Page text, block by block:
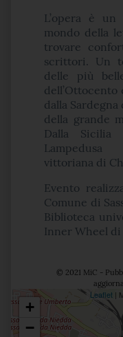
L’opera è un
mondo della
trovare
scrittori. Un
delle più
dell’Ottocento
dalla
della grande
Dalla Sicilia
vittoriana di
Evento
Comune di
Biblioteca
Inner Wheel di
© 2021 MiC -
Posizione
+
−
Leaflet |